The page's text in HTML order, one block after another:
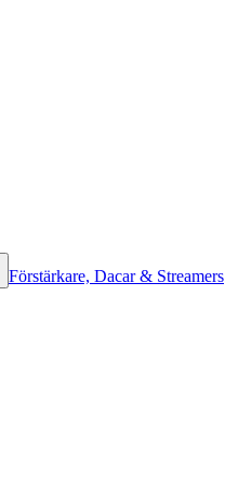
Förstärkare, Dacar & Streamers